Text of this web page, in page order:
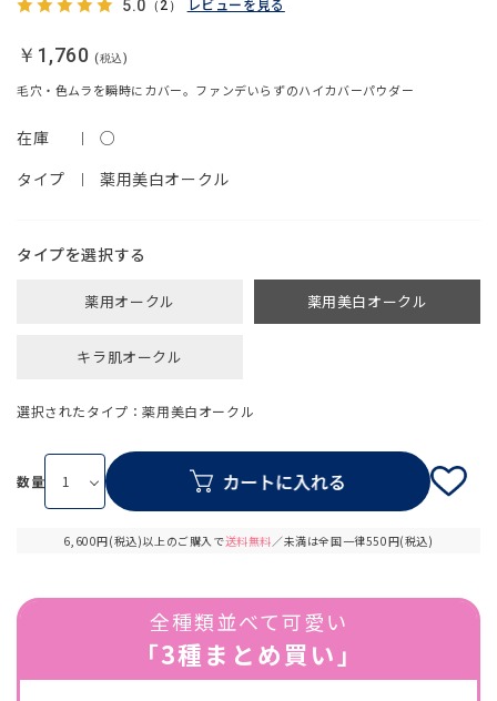
6,600円(税込)以上のご購入で送料無料／未満は全国一律550円(税込)
5.0 （2）
毛穴・色ムラを瞬時にカバー。ファンデいらずのハイカバーパウダー
￥1,760
タイプ 薬用美白オークル
在庫 ○
タイプ
薬用オークル 薬用美白オークル
キラ肌オークル
選択されたタイプ：薬用美白オークル
数量
全種類並べて可愛い
「3種まとめ買い」